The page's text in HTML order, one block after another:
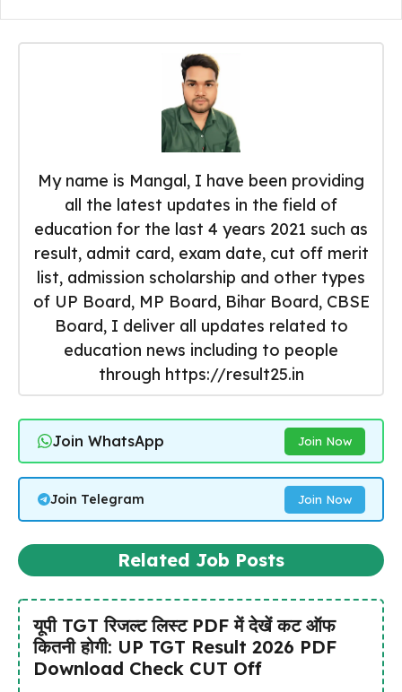
My name is Mangal, I have been providing
all the latest updates in the field of
education for the last 4 years 2021 such as
result, admit card, exam date, cut off merit
list, admission scholarship and other types
of UP Board, MP Board, Bihar Board, CBSE
Board, I deliver all updates related to
education news including to people
through https://result25.in
Join WhatsApp Join Now
Join Telegram Join Now
Related Job Posts
यूपी TGT रिजल्ट लिस्ट PDF में देखें कट ऑफ
कितनी होगी: UP TGT Result 2026 PDF
Download Check CUT Off